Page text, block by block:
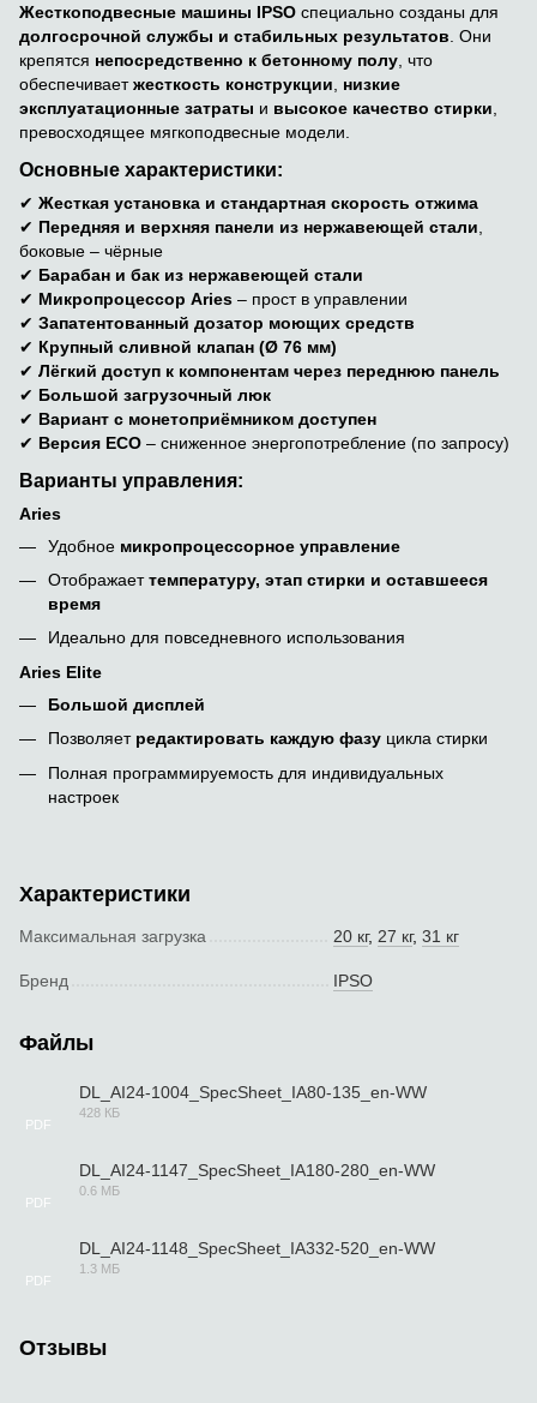
Жесткоподвесные машины IPSO специально созданы для
долгосрочной службы и стабильных результатов . Они
крепятся непосредственно к бетонному полу , что
обеспечиваетжесткость конструкции
низкие
эксплуатационные затраты и высокое качество стирки
превосходящее мягкоподвесные модели.
Основные характеристики:
✔ Жесткая установка и стандартная скорость отжима
✔ Передняя и верхняя панели из нержавеющей стали
боковые – чёрные
✔ Барабан и бак из нержавеющей стали
✔ Микропроцессор Aries – прост в управлении
✔ Запатентованный дозатор моющих средств
✔ Крупный сливной клапан (Ø 76 мм)
✔ Лёгкий доступ к компонентам через переднюю панель
✔ Большой загрузочный люк
✔ Вариант с монетоприёмником доступен
✔ Версия ECO – сниженное энергопотребление (по запросу)
Варианты управления:
Aries
Удобное микропроцессорное управление
Отображаеттемпературу, этап стирки и оставшееся
время
Идеально для повседневного использования
Aries Elite
Большой дисплей
Позволяет редактировать каждую фазу цикла стирки
Полная программируемость для индивидуальных
настроек
Характеристики
Максимальная загрузка 20 кг, 27 кг, 31 кг
Бренд IPSO
Файлы
PDF
DL_AI24-1004_SpecSheet_IA80-135_en-WW
428 КБ
PDF
DL_AI24-1147_SpecSheet_IA180-280_en-WW
0.6 МБ
PDF
DL_AI24-1148_SpecSheet_IA332-520_en-WW
1.3 МБ
Отзывы